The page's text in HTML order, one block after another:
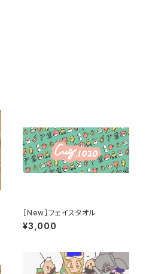
［New］フェイスタオル
¥3,000